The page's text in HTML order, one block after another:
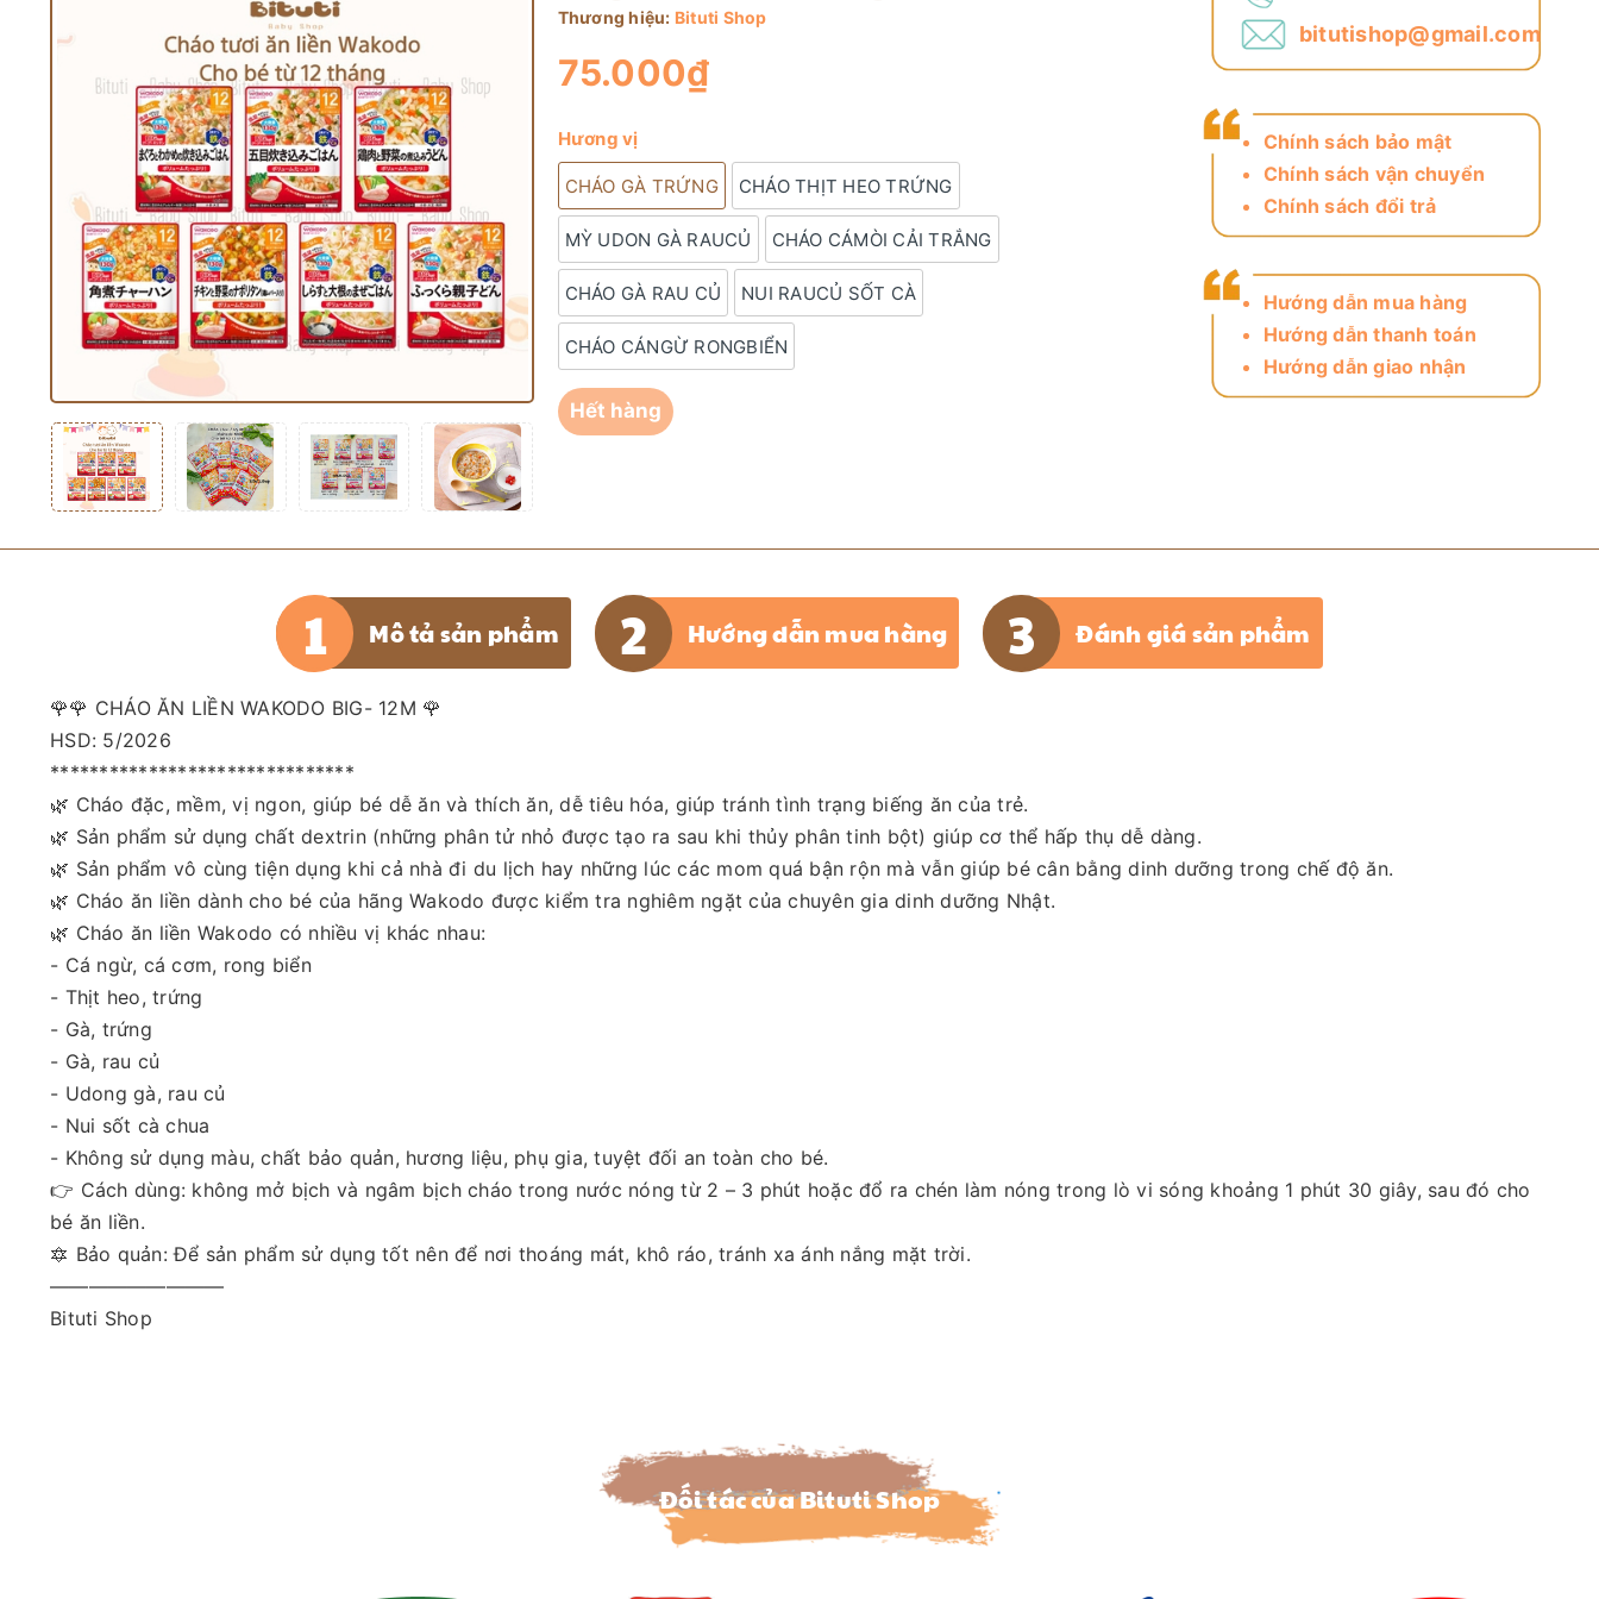
Thương hiệu: Bituti Shop
75.000₫
Hương vị
CHÁO GÀ TRỨNG CHÁO THỊT HEO TRỨNG
MỲ UDON GÀ RAUCỦ CHÁO CÁMÒI CẢI TRẮNG
CHÁO GÀ RAU CỦ NUI RAUCỦ SỐT CÀ
CHÁO CÁNGỪ RONGBIỂN
Hết hàng
bitutishop@gmail.com
Chính sách bảo mật
Chính sách vận chuyển
Chính sách đổi trả
Hướng dẫn mua hàng
Hướng dẫn thanh toán
Hướng dẫn giao nhận
Mô tả sản phẩm Hướng dẫn mua hàng Đánh giá sản phẩm
🌹🌹 CHÁO ĂN LIỀN WAKODO BIG- 12M 🌹
HSD: 5/2026
*******************************
🌿 Cháo đặc, mềm, vị ngon, giúp bé dễ ăn và thích ăn, dễ tiêu hóa, giúp tránh tình trạng biếng ăn của trẻ.
🌿 Sản phẩm sử dụng chất dextrin (những phân tử nhỏ được tạo ra sau khi thủy phân tinh bột) giúp cơ thể hấp thụ dễ dàng.
🌿 Sản phẩm vô cùng tiện dụng khi cả nhà đi du lịch hay những lúc các mom quá bận rộn mà vẫn giúp bé cân bằng dinh dưỡng trong chế độ ăn.
🌿 Cháo ăn liền dành cho bé của hãng Wakodo được kiểm tra nghiêm ngặt của chuyên gia dinh dưỡng Nhật.
🌿 Cháo ăn liền Wakodo có nhiều vị khác nhau:
- Cá ngừ, cá cơm, rong biển
- Thịt heo, trứng
- Gà, trứng
- Gà, rau củ
- Udong gà, rau củ
- Nui sốt cà chua
- Không sử dụng màu, chất bảo quản, hương liệu, phụ gia, tuyệt đối an toàn cho bé.
👉 Cách dùng: không mở bịch và ngâm bịch cháo trong nước nóng từ 2 – 3 phút hoặc đổ ra chén làm nóng trong lò vi sóng khoảng 1 phút 30 giây, sau đó cho
bé ăn liền.
🔯 Bảo quản: Để sản phẩm sử dụng tốt nên để nơi thoáng mát, khô ráo, tránh xa ánh nắng mặt trời.
—————————
Bituti Shop
Đối tác của Bituti Shop